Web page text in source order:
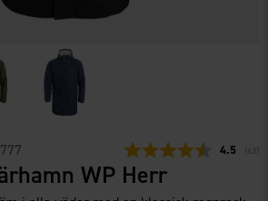
4.5 63
WP Herr